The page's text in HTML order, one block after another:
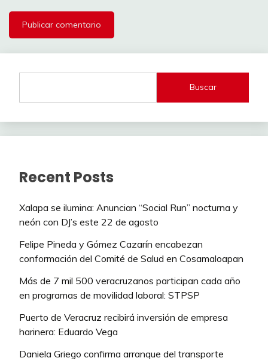
Buscar
Recent Posts
Xalapa se ilumina: Anuncian “Social Run” nocturna y
neón con DJ’s este 22 de agosto
Felipe Pineda y Gómez Cazarín encabezan
conformación del Comité de Salud en Cosamaloapan
Más de 7 mil 500 veracruzanos participan cada año
en programas de movilidad laboral: STPSP
Puerto de Veracruz recibirá inversión de empresa
harinera: Eduardo Vega
Daniela Griego confirma arranque del transporte